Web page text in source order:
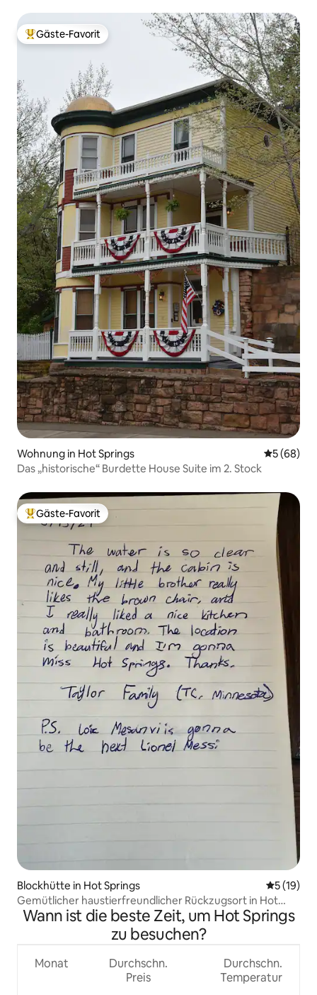
Beliebter Gäste-Favorit.
Gäste-Favorit
Wohnung in Hot Springs
5 (68)
Das „historische“ Burdette House Suite im 2. Stock
Beliebter Gäste-Favorit.
Gäste-Favorit
Blockhütte in Hot Springs
5 (19)
Gemütlicher haustierfreundlicher Rückzugsort in Hot
Springs
Wann ist die beste Zeit, um Hot Springs
zu besuchen?
Monat
Durchschn.
Preis
Durchschn.
Temperatur